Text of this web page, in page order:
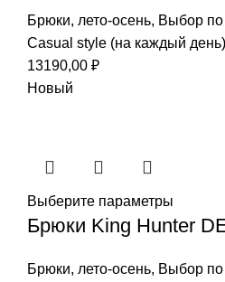
Брюки, лето-осень, Выбор по
Casual style (на каждый день)
13190,00 ₽
Новый
Выберите параметры
Брюки King Hunter
Брюки, лето-осень, Выбор по